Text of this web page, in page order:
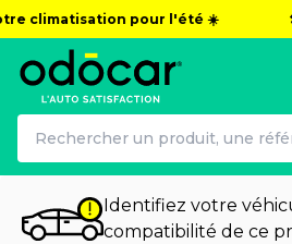
climatisation pour l'été ☀️
Identifiez votre
compatibilité de ce